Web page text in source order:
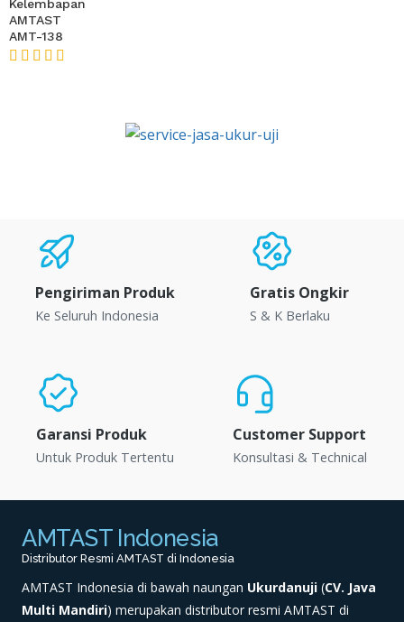
Kelembapan
AMTAST
AMT-138
Pengiriman Produk
Ke Seluruh Indonesia
Gratis Ongkir
S & K Berlaku
Garansi Produk
Untuk Produk Tertentu
Customer Support
Konsultasi & Technical
AMTAST Indonesia
Distributor Resmi AMTAST di Indonesia
AMTAST Indonesia di bawah naungan Ukurdanuji (CV. Java
Multi Mandiri) merupakan distributor resmi AMTAST di